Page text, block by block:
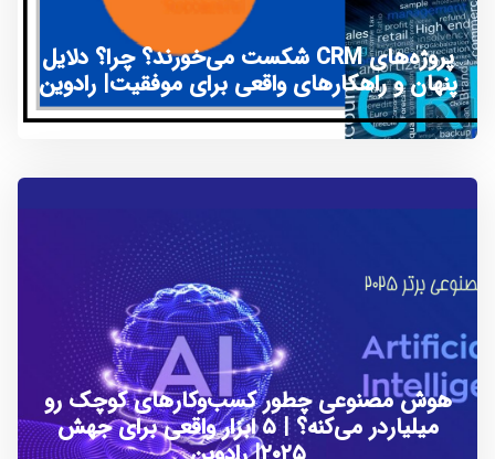
پروژه‌های CRM شکست می‌خورند؟ چرا؟ دلایل
پنهان و راهکارهای واقعی برای موفقیت| رادوین
هوش مصنوعی چطور کسب‌و‌کارهای کوچک رو
میلیاردر می‌کنه؟ | ۵ ابزار واقعی برای جهش